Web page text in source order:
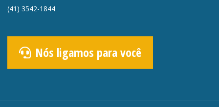
(41) 3542-1844
Nós ligamos para você